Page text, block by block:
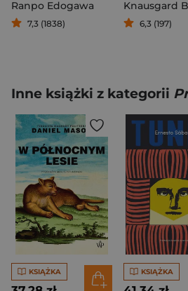
Ranpo Edogawa
7,3 (1838) 6,3 (197)
Inne książki z kategorii
KSIĄŻKA KSIĄŻKA